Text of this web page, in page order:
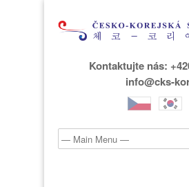
Kontaktujte nás:
info@cks-